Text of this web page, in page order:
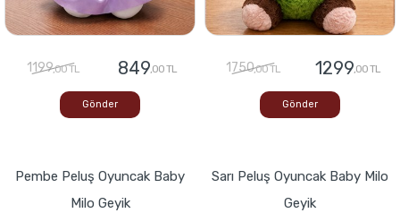
1199,00 TL 849,00 TL
Gönder
1750,00 TL 1299,00 TL
Gönder
Pembe Peluş Oyuncak Baby
Milo Geyik
Sarı Peluş Oyuncak Baby Milo
Geyik